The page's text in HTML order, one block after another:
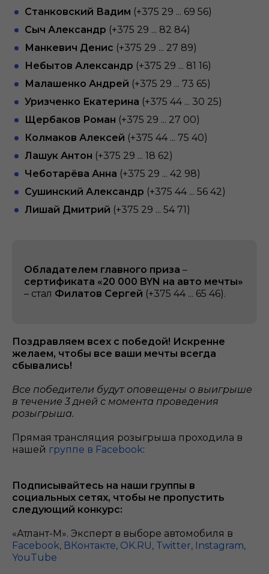
Станковский Вадим (+375 29 ... 69 56)
Сыч Александр (+375 29 ... 82 84)
Манкевич Денис (+375 29 ... 27 89)
Небытов Александр (+375 29 ... 81 16)
Малашенко Андрей (+375 29 ... 73 65)
Уризченко Екатерина (+375 44 ... 30 25)
Щербаков Роман (+375 29 ... 27 00)
Колмаков Алексей (+375 44 ... 75 40)
Лашук Антон (+375 29 ... 18 62)
Чеботарёва Анна (+375 29 ... 42 98)
Сушинский Александр (+375 44 ... 56 42)
Лишай Дмитрий (+375 29 ... 54 71)
Обладателем главного приза –
cертификата «20 000 BYN на авто мечты»
– стал Филатов Сергей (+375 44 ... 65 46).
Поздравляем всех с победой! Искренне
желаем, чтобы все ваши мечты всегда
сбывались!
Все победители будут оповещены о выигрыше
в течение 3 дней с момента проведения
розыгрыша.
Прямая трансляция розыгрыша проходила в
нашей группе в Facebook:
Подписывайтесь на наши группы в
социальных сетях, чтобы не пропустить
следующий конкурс:
«Атлант-М». Эксперт в выборе автомобиля в
Facebook, ВКонтакте, OK.RU, Twitter, Instagram,
YouTube